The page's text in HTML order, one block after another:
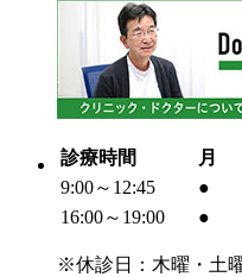
診療時間 月
9:00～12:45
●
16:00～19:00
●
※休診日：木曜・土